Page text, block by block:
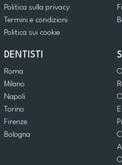
Politica sulla privacy
Termini e condizioni
Politica sui cookie
DENTISTI
Roma
Milano
Napoli
Torino
Firenze
Bologna